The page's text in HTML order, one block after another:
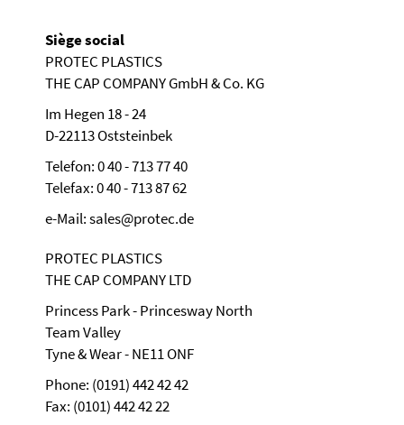
Siège social
PROTEC PLASTICS
THE CAP COMPANY GmbH & Co. KG
Im Hegen 18 - 24
D-22113 Oststeinbek
Telefon: 0 40 - 713 77 40
Telefax: 0 40 - 713 87 62
e-Mail: sales@protec.de
PROTEC PLASTICS
THE CAP COMPANY LTD
Princess Park - Princesway North
Team Valley
Tyne & Wear - NE11 ONF
Phone: (0191) 442 42 42
Fax: (0101) 442 42 22